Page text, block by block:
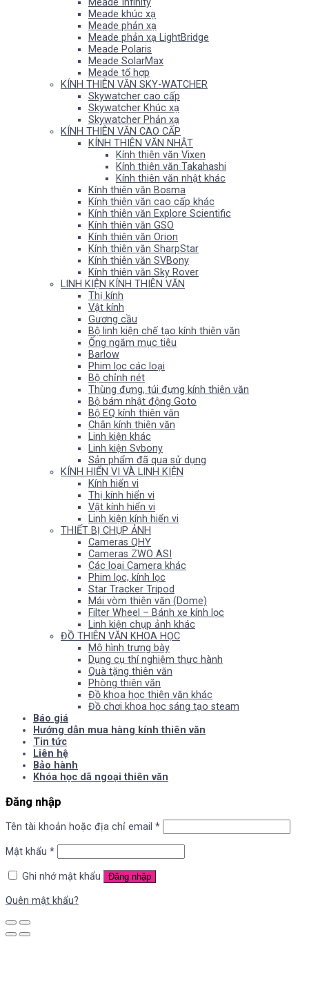
Meade khúc xạ
Meade phản xạ
Meade phản xạ LightBridge
Meade Polaris
Meade SolarMax
Meade tổ hợp
KÍNH THIÊN VĂN SKY-WATCHER
Skywatcher cao cấp
Skywatcher Khúc xạ
Skywatcher Phản xạ
KÍNH THIÊN VĂN CAO CẤP
KÍNH THIÊN VĂN NHẬT
Kính thiên văn Vixen
Kính thiên văn Takahashi
Kính thiên văn nhật khác
Kính thiên văn Bosma
Kính thiên văn cao cấp khác
Kính thiên văn Explore Scientific
Kính thiên văn GSO
Kính thiên văn Orion
Kính thiên văn SharpStar
Kính thiên văn SVBony
Kính thiên văn Sky Rover
LINH KIỆN KÍNH THIÊN VĂN
Thị kính
Vật kính
Gương cầu
Bộ linh kiện chế tạo kính thiên văn
Ống ngắm mục tiêu
Barlow
Phim lọc các loại
Bộ chỉnh nét
Thùng đựng, túi đựng kính thiên văn
Bộ bám nhật động Goto
Bộ EQ kính thiên văn
Chân kính thiên văn
Linh kiện khác
Linh kiện Svbony
Sản phẩm đã qua sử dụng
KÍNH HIỂN VI VÀ LINH KIỆN
Kính hiển vi
Thị kính hiển vi
Vật kính hiển vi
Linh kiện kính hiển vi
THIẾT BỊ CHỤP ẢNH
Cameras QHY
Cameras ZWO ASI
Các loại Camera khác
Phim lọc, kính lọc
Star Tracker Tripod
Mái vòm thiên văn (Dome)
Filter Wheel – Bánh xe kính lọc
Linh kiện chụp ảnh khác
ĐỒ THIÊN VĂN KHOA HỌC
Mô hình trưng bày
Dụng cụ thí nghiệm thực hành
Quà tặng thiên văn
Phòng thiên văn
Đồ khoa học thiên văn khác
Đồ chơi khoa học sáng tạo steam
Báo giá
Hướng dẫn mua hàng kính thiên văn
Tin tức
Liên hệ
Bảo hành
Khóa học dã ngoại thiên văn
Đăng nhập
Tên tài khoản hoặc địa chỉ email *
Mật khẩu *
Ghi nhớ mật khẩu Đăng nhập
Quên mật khẩu?